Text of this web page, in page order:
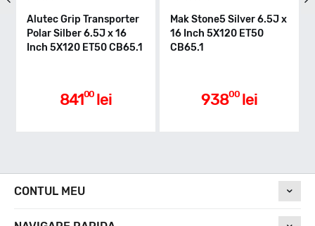
Alutec Grip Transporter
Polar Silber 6.5J x 16
Inch 5X120 ET50 CB65.1
84100 lei
Mak Stone5 Silver 6.5J x
16 Inch 5X120 ET50
CB65.1
93800 lei
CONTUL MEU